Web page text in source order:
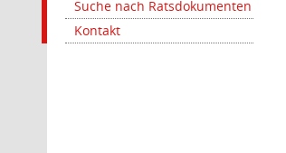
Suche nach Ratsdokumenten
Kontakt